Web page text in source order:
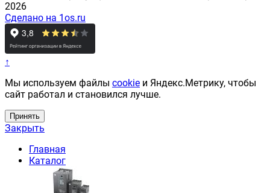
2026
Сделано на 1os.ru
↑
Мы используем файлы cookie и Яндекс.Метрику, чтобы
сайт работал и становился лучше.
Принять
Закрыть
Главная
Каталог